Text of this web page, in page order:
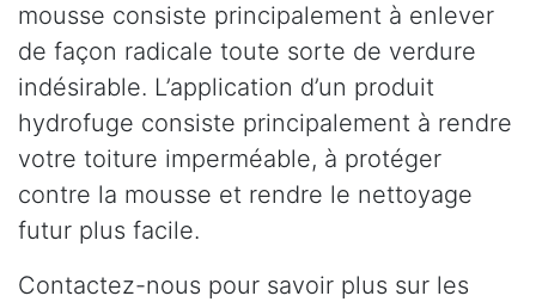
mousse consiste principalement à enlever
de façon radicale toute sorte de verdure
indésirable. L’application d’un produit
hydrofuge consiste principalement à rendre
votre toiture imperméable, à protéger
contre la mousse et rendre le nettoyage
futur plus facile.
Contactez-nous pour savoir plus sur les